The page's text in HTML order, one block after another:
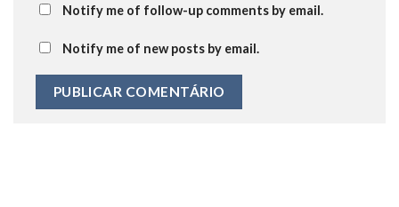
Notify me of follow-up comments by email.
Notify me of new posts by email.